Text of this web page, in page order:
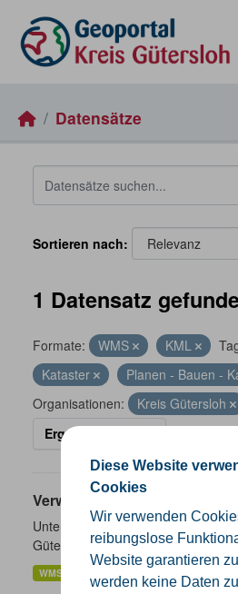
Diese Website
Cookies
Wir verwenden
reibungslose
Website garantieren
werden keine Daten
Datensätze
Sortieren nach
1 Datensatz
Formate: WMS KML
Kataster
Planen - Bauen -
Organisationen:
Kreis Gütersloh
Ergebnisse filtern
Verwaltungsgrenzen
Unterschiedliche Ebenen der
Gütersloh
WMS GeoJSON KML